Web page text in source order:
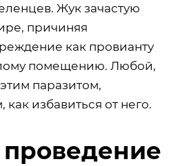
Жук зачастую
причиняя
как провианту
помещению. Любой,
паразитом,
как избавиться от него.